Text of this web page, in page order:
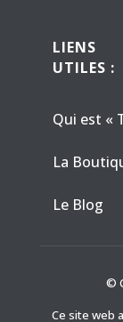
LIENS
UTILES :
Qui est «
La
Le Blog
©
Ce site web